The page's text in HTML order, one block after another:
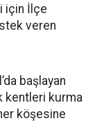
için İlçe
veren
başlayan
kentleri kurma
köşesine